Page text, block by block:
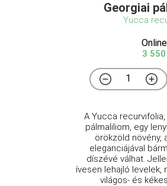
Georgiai
Yucca
3
A Yucca recurvifolia,
pálmaliliom, egy
örökzöld növény,
eleganciájával
díszévé válhat.
ívesen lehajló levelek,
világos- és